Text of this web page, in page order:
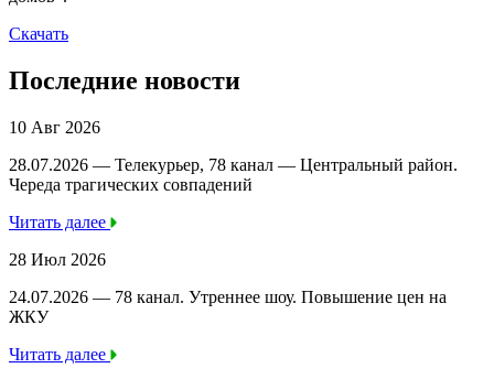
Скачать
Последние новости
10 Авг 2026
28.07.2026 — Телекурьер, 78 канал — Центральный район.
Череда трагических совпадений
Читать далее
28 Июл 2026
24.07.2026 — 78 канал. Утреннее шоу. Повышение цен на
ЖКУ
Читать далее